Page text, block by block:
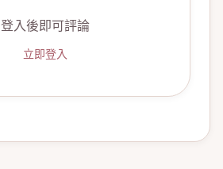
登入後即可評論
立即登入